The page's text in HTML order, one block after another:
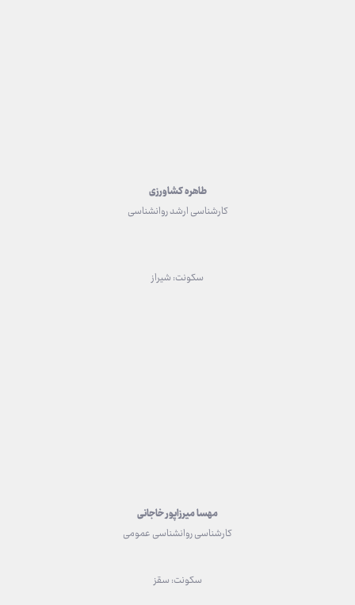
طاهره کشاورزی
کارشناسی ارشد روانشناسی
سکونت: شیراز
مهسا میرزاپور خاجانی
کارشناسی روانشناسی عمومی
سکونت: سقز